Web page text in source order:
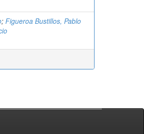
; Figueroa Bustillos, Pablo